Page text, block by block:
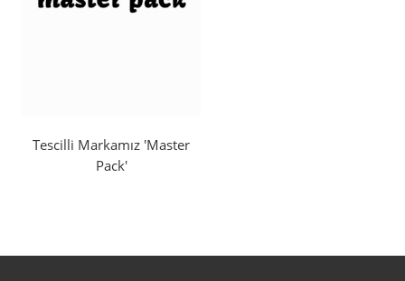
Tescilli Markamız 'Master
Pack'